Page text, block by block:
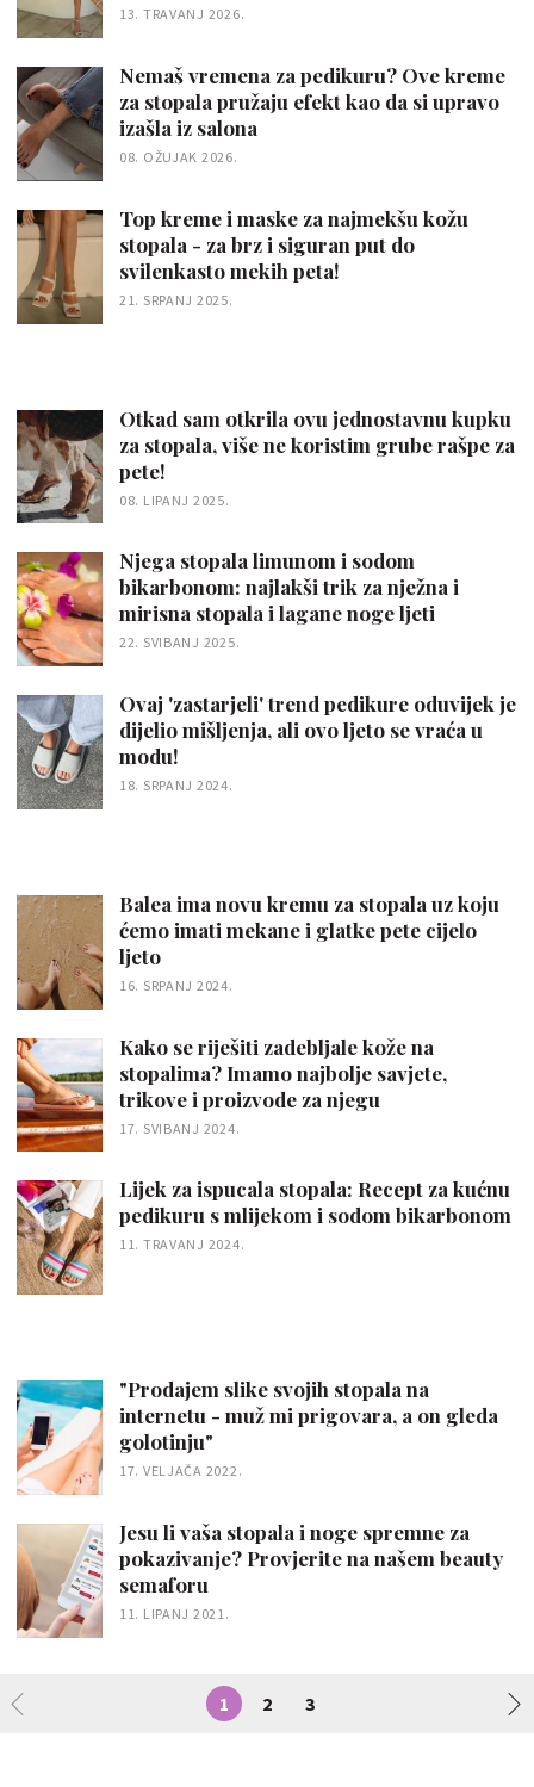
13. TRAVANJ 2026.
Nemaš vremena za pedikuru? Ove kreme
za stopala pružaju efekt kao da si upravo
izašla iz salona
08. OŽUJAK 2026.
Top kreme i maske za najmekšu kožu
stopala - za brz i siguran put do
svilenkasto mekih peta!
21. SRPANJ 2025.
Otkad sam otkrila ovu jednostavnu kupku
za stopala, više ne koristim grube rašpe za
pete!
08. LIPANJ 2025.
Njega stopala limunom i sodom
bikarbonom: najlakši trik za nježna i
mirisna stopala i lagane noge ljeti
22. SVIBANJ 2025.
Ovaj 'zastarjeli' trend pedikure oduvijek je
dijelio mišljenja, ali ovo ljeto se vraća u
modu!
18. SRPANJ 2024.
Balea ima novu kremu za stopala uz koju
ćemo imati mekane i glatke pete cijelo
ljeto
16. SRPANJ 2024.
Kako se riješiti zadebljale kože na
stopalima? Imamo najbolje savjete,
trikove i proizvode za njegu
17. SVIBANJ 2024.
Lijek za ispucala stopala: Recept za kućnu
pedikuru s mlijekom i sodom bikarbonom
11. TRAVANJ 2024.
"Prodajem slike svojih stopala na
internetu - muž mi prigovara, a on gleda
golotinju"
17. VELJAČA 2022.
Jesu li vaša stopala i noge spremne za
pokazivanje? Provjerite na našem beauty
semaforu
11. LIPANJ 2021.
1 2 3